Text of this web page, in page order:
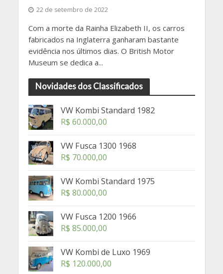
22 de setembro de 2022
Com a morte da Rainha Elizabeth II, os carros
fabricados na Inglaterra ganharam bastante
evidência nos últimos dias. O British Motor
Museum se dedica a...
Novidades dos Classificados
VW Kombi Standard 1982
R$ 60.000,00
VW Fusca 1300 1968
R$ 70.000,00
VW Kombi Standard 1975
R$ 80.000,00
VW Fusca 1200 1966
R$ 85.000,00
VW Kombi de Luxo 1969
R$ 120.000,00